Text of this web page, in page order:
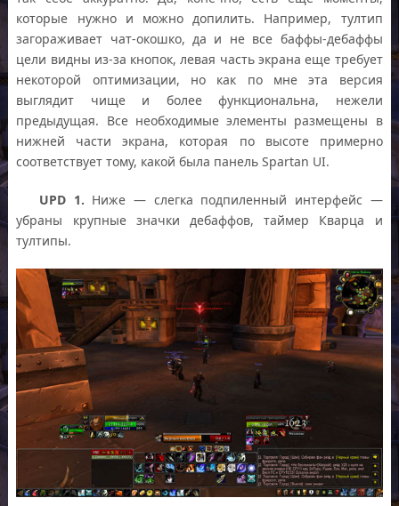
которые нужно и можно допилить. Например, тултип
загораживает чат-окошко, да и не все баффы-дебаффы
цели видны из-за кнопок, левая часть экрана еще требует
некоторой оптимизации, но как по мне эта версия
выглядит чище и более функциональна, нежели
предыдущая. Все необходимые элементы размещены в
нижней части экрана, которая по высоте примерно
соответствует тому, какой была панель Spartan UI.
UPD 1. Ниже — слегка подпиленный интерфейс —
убраны крупные значки дебаффов, таймер Кварца и
тултипы.